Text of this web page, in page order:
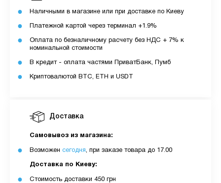
З боку ПУМБ немає жодних прихованих комісій
чи прихованих платежів.
MyCloudStore.
Доставка
Самовывоз из магазина:
Возможен сегодня, при заказе товара до 17.00
Доставка по Киеву:
Стоимость доставки 450 грн
Наличными в магазине или при доставке по Киеву
Платежной картой через терминал +1.9%
Оплата по безналичному расчету без НДС + 7% к
номинальной стоимости
В кредит - оплата частями ПриватБанк, Пумб
Криптовалютой BTC, ETH и USDT